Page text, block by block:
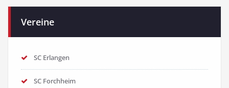
Vereine
SC Erlangen
SC Forchheim